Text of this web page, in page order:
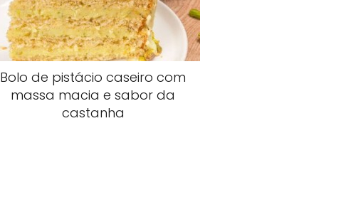
Bolo de pistácio caseiro com
massa macia e sabor da
castanha